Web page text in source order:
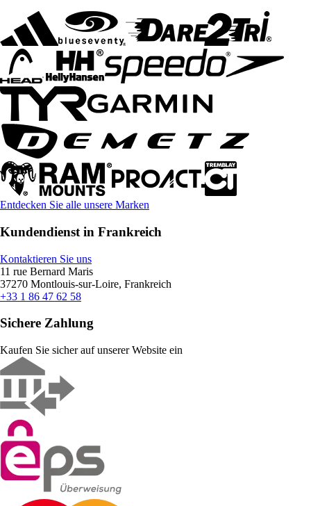
Entdecken Sie alle unsere Marken
Kundendienst in Frankreich
Kontaktieren Sie uns
11 rue Bernard Maris
37270 Montlouis-sur-Loire, Frankreich
+33 1 86 47 62 58
Sichere Zahlung
Kaufen Sie sicher auf unserer Website ein